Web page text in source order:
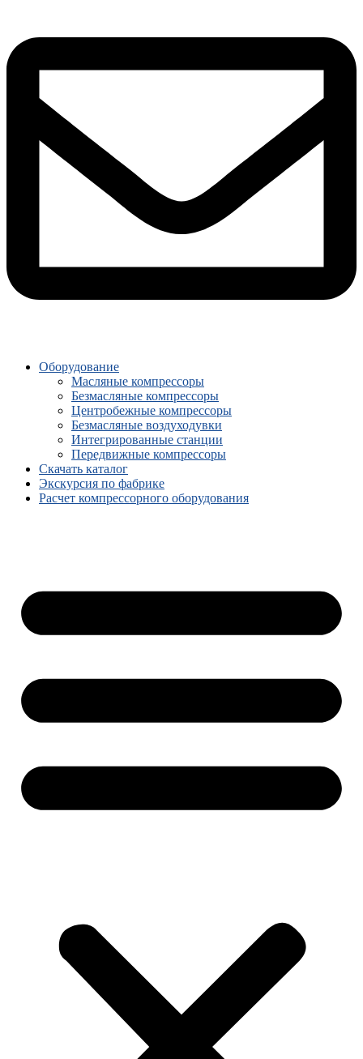
Оборудование
Масляные компрессоры
Безмасляные компрессоры
Центробежные компрессоры
Безмасляные воздуходувки
Интегрированные станции
Передвижные компрессоры
Скачать каталог
Экскурсия по фабрике
Расчет компрессорного оборудования